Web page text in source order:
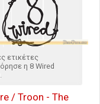
ετικέτες
η 8 Wired
/ Troon - The